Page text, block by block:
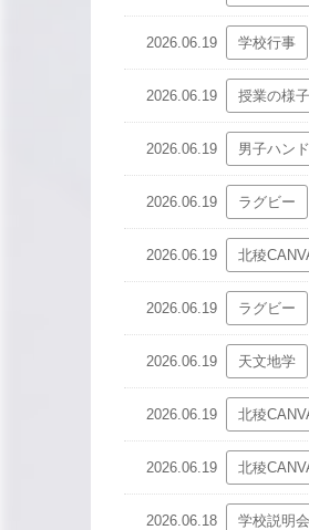
2026.06.19 学校行事
2026.06.19 授業の様子
2026.06.19 男子ハン
2026.06.19 ラグビー
2026.06.19 北稜
2026.06.19 ラグビー
2026.06.19 天文地学
2026.06.19 北稜
2026.06.19 北稜
2026.06.18 学校説明会